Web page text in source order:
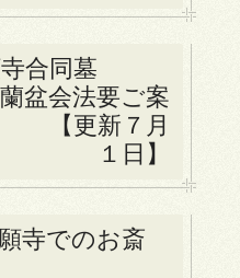
寺合同墓
盆会法要ご案
更新７月
１日】
寺でのお斎